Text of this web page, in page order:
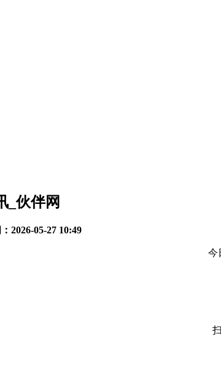
_伙伴网
2026-05-27 10:49
今日